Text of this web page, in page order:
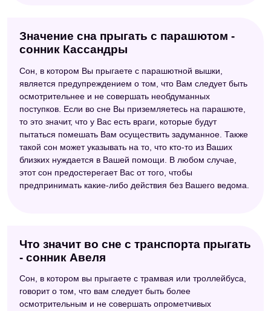
Значение сна прыгать с парашютом -
сонник Кассандры
Сон, в котором Вы прыгаете с парашютной вышки,
является предупреждением о том, что Вам следует быть
осмотрительнее и не совершать необдуманных
поступков. Если во сне Вы приземляетесь на парашюте,
то это значит, что у Вас есть враги, которые будут
пытаться помешать Вам осуществить задуманное. Также
такой сон может указывать на то, что кто-то из Ваших
близких нуждается в Вашей помощи. В любом случае,
этот сон предостерегает Вас от того, чтобы
предпринимать какие-либо действия без Вашего ведома.
Что значит во сне с транспорта прыгать
- сонник Авеля
Сон, в котором вы прыгаете с трамвая или троллейбуса,
говорит о том, что вам следует быть более
осмотрительным и не совершать опрометчивых